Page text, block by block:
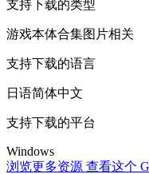
支持下载的类型
游戏本体合集图片相关
支持下载的语言
日语简体中文
支持下载的平台
Windows
浏览更多资源 查看这个